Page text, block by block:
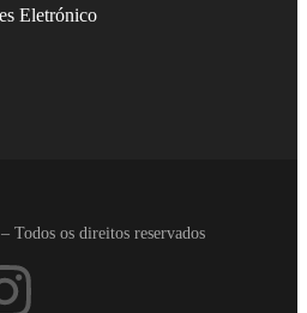
Eletrónico
Todos os direitos reservados